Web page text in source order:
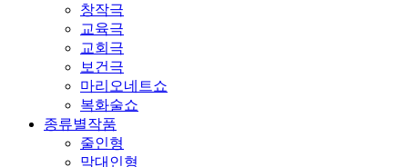
창작극
교육극
교회극
보건극
마리오네트쇼
복화술쇼
종류별작품
줄인형
막대인형